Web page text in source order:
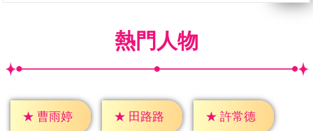
熱門人物
★ 曹雨婷 ★ 田路路 ★ 許常德